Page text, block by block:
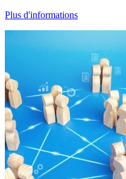
Plus d'informations